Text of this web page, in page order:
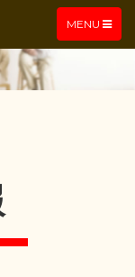
TOGGLE
NAVIGATION
MENU